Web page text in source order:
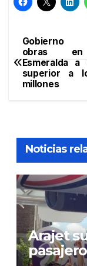
de
Gobierno
obras
Esmeralda
superior a
millones
Noticias
Arajet